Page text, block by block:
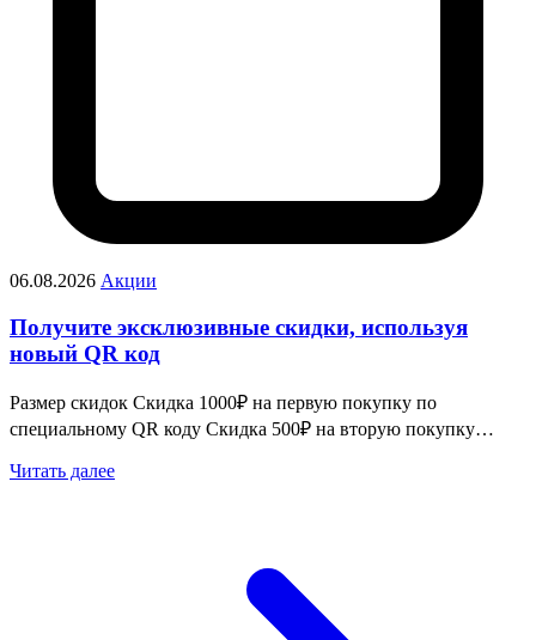
06.08.2026 Акции
Получите эксклюзивные скидки, используя
новый QR код
Размер скидок Скидка 1000₽ на первую покупку по
специальному QR коду Скидка 500₽ на вторую покупку…
Читать далее